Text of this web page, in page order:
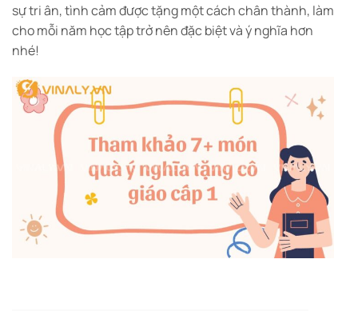
sự tri ân, tình cảm được tặng một cách chân thành, làm
cho mỗi năm học tập trở nên đặc biệt và ý nghĩa hơn
nhé!